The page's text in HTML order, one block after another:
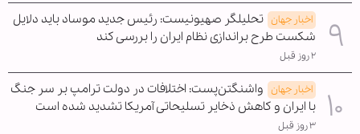
اخبار جهان تحلیلگر صهیونیست: رئیس جدید موساد باید دلایل
شکست طرح براندازی نظام ایران را بررسی کند
۲ روز قبل
اخبار جهان واشنگتن‌پست: اختلافات در دولت ترامپ بر سر جنگ
با ایران و کاهش ذخایر تسلیحاتی آمریکا تشدید شده است
۳ روز قبل